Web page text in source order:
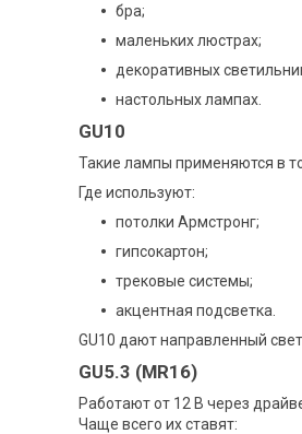
бра;
маленьких люстрах;
декоративных
настольных лампах.
GU10
Такие лампы применяются в
Где используют:
потолки Армстронг;
гипсокартон;
трековые системы;
акцентная подсветка.
GU10 дают направленный
GU5.3 (MR16)
Работают от 12 В через
Чаще всего их ставят: